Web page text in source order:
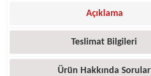
Açıklama
Teslimat Bilgileri
Ürün Hakkında Sorular